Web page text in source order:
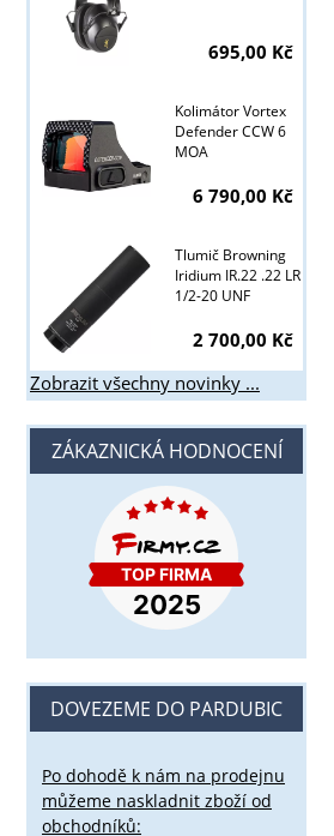
695,00 Kč
Kolimátor Vortex
Defender CCW 6
MOA
6 790,00 Kč
Tlumič Browning
Iridium IR.22 .22 LR
1/2-20 UNF
2 700,00 Kč
Zobrazit všechny novinky ...
ZÁKAZNICKÁ HODNOCENÍ
DOVEZEME DO PARDUBIC
Po dohodě k nám na prodejnu
můžeme naskladnit zboží od
obchodníků: